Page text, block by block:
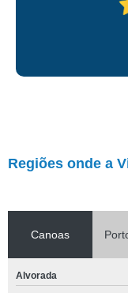
Regiões onde a
Canoas
Alvorada